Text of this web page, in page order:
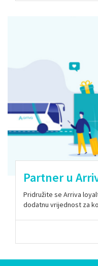
Partner u
Pridružite se Arriva
dodatnu vrijednost za